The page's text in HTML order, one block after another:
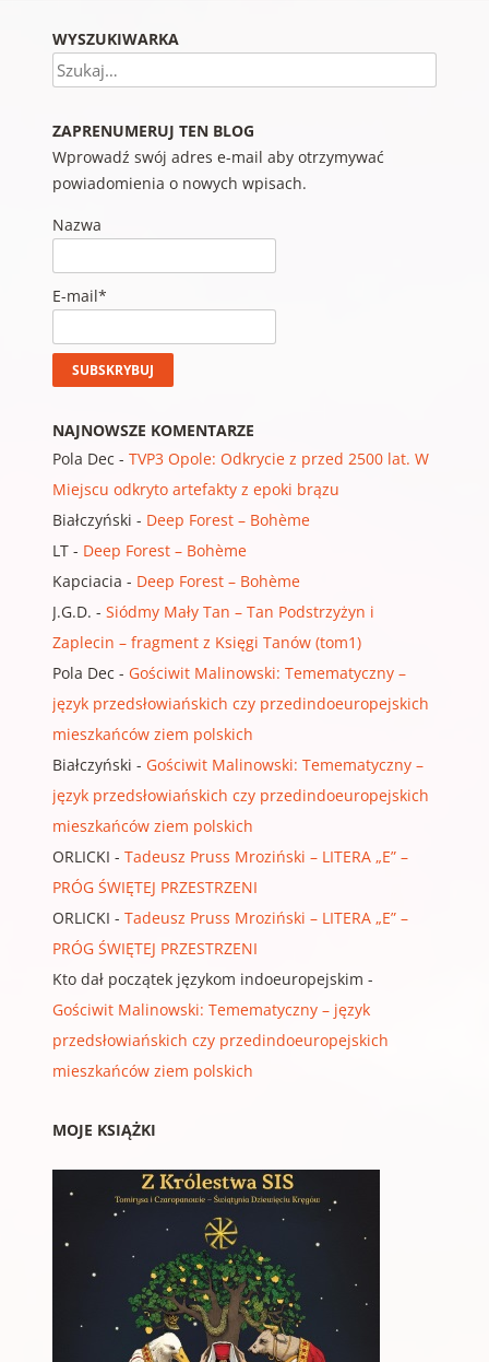
WYSZUKIWARKA
Szukaj
ZAPRENUMERUJ TEN BLOG
Wprowadź swój adres e-mail aby otrzymywać
powiadomienia o nowych wpisach.
Nazwa
E-mail*
NAJNOWSZE KOMENTARZE
Pola Dec - TVP3 Opole: Odkrycie z przed 2500 lat. W
Miejscu odkryto artefakty z epoki brązu
Białczyński - Deep Forest – Bohème
LT- Deep Forest – Bohème
Kapciacia - Deep Forest – Bohème
J.G.D. - Siódmy Mały Tan – Tan Podstrzyżyn i
Zaplecin – fragment z Księgi Tanów (tom1)
Pola Dec - Gościwit Malinowski: Temematyczny –
język przedsłowiańskich czy przedindoeuropejskich
mieszkańców ziem polskich
Białczyński - Gościwit Malinowski: Temematyczny –
język przedsłowiańskich czy przedindoeuropejskich
mieszkańców ziem polskich
ORLICKI - Tadeusz Pruss Mroziński – LITERA „E” –
PRÓG ŚWIĘTEJ PRZESTRZENI
ORLICKI - Tadeusz Pruss Mroziński – LITERA „E” –
PRÓG ŚWIĘTEJ PRZESTRZENI
Kto dał początek językom indoeuropejskim -
Gościwit Malinowski: Temematyczny – język
przedsłowiańskich czy przedindoeuropejskich
mieszkańców ziem polskich
MOJE KSIĄŻKI